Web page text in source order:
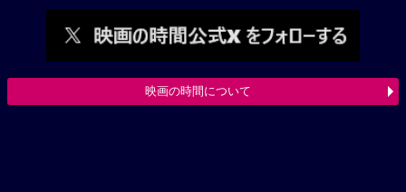
映画の時間について